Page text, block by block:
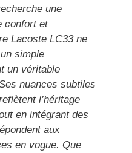
une
confort et
Lacoste LC33 ne
simple
un véritable
nuances subtiles
l’héritage
en intégrant des
aux
en vogue. Que